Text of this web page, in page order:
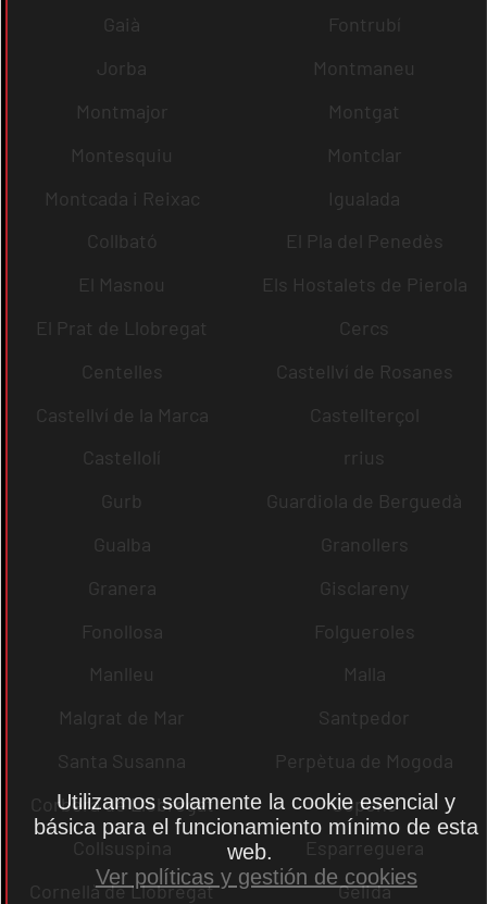
Gaià
Fontrubí
Jorba
Montmaneu
Montmajor
Montgat
Montesquiu
Montclar
Montcada i Reixac
Igualada
Collbató
El Pla del Penedès
El Masnou
Els Hostalets de Pierola
El Prat de Llobregat
Cercs
Centelles
Castellví de Rosanes
Castellví de la Marca
Castellterçol
Castellolí
rrius
Gurb
Guardiola de Berguedà
Gualba
Granollers
Granera
Gisclareny
Fonollosa
Folgueroles
Manlleu
Malla
Malgrat de Mar
Santpedor
Santa Susanna
Perpètua de Mogoda
Corbera de Llobregat
Copons
Collsuspina
Esparreguera
Cornellà de Llobregat
Gelida
Utilizamos solamente la cookie esencial y
básica para el funcionamiento mínimo de esta
web.
Ver políticas y gestión de cookies